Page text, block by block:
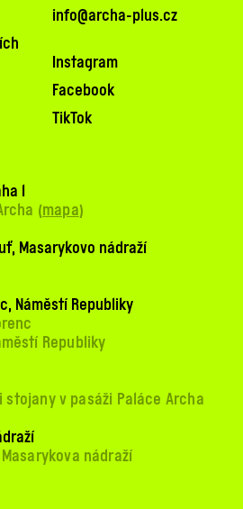
info@archa-plus.cz
Instagram
Facebook
TikTok
1
(mapa)
Masarykovo nádraží
Náměstí Republiky
Republiky
v pasáži Paláce Archa
nádraží